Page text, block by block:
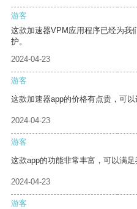
游客
这款加速器VPM应用程序已经为我
护。
2024-04-23
游客
这款加速器app的价格有点贵，可
2024-04-23
游客
这款app的功能非常丰富，可以满足
2024-04-23
游客